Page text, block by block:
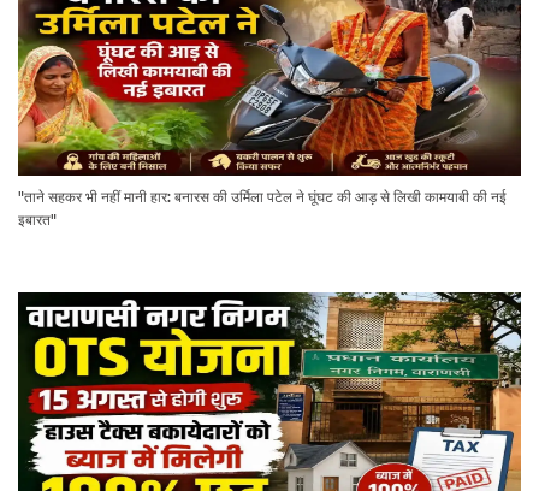
"ताने सहकर भी नहीं मानी हार: बनारस की उर्मिला पटेल ने घूंघट की आड़ से लिखी कामयाबी की नई
इबारत"